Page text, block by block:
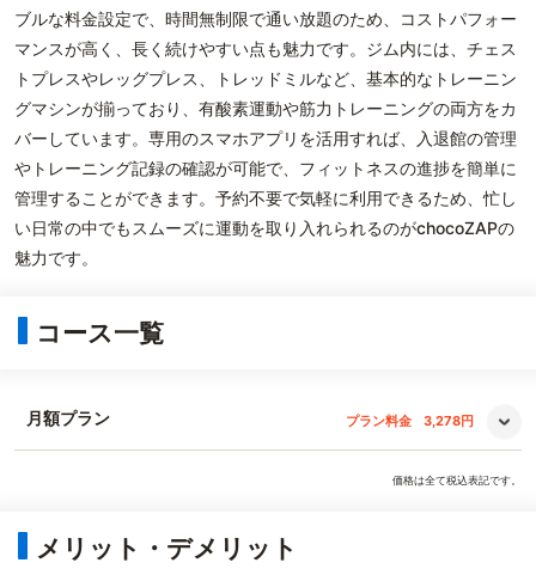
ブルな料金設定で、時間無制限で通い放題のため、コストパフォー
マンスが高く、長く続けやすい点も魅力です。ジム内には、チェス
トプレスやレッグプレス、トレッドミルなど、基本的なトレーニン
グマシンが揃っており、有酸素運動や筋力トレーニングの両方をカ
バーしています。専用のスマホアプリを活用すれば、入退館の管理
やトレーニング記録の確認が可能で、フィットネスの進捗を簡単に
管理することができます。予約不要で気軽に利用できるため、忙し
い日常の中でもスムーズに運動を取り入れられるのがchocoZAPの
魅力です。
コース一覧
月額プラン プラン料金 3,278円
価格は全て税込表記です。
メリット・デメリット